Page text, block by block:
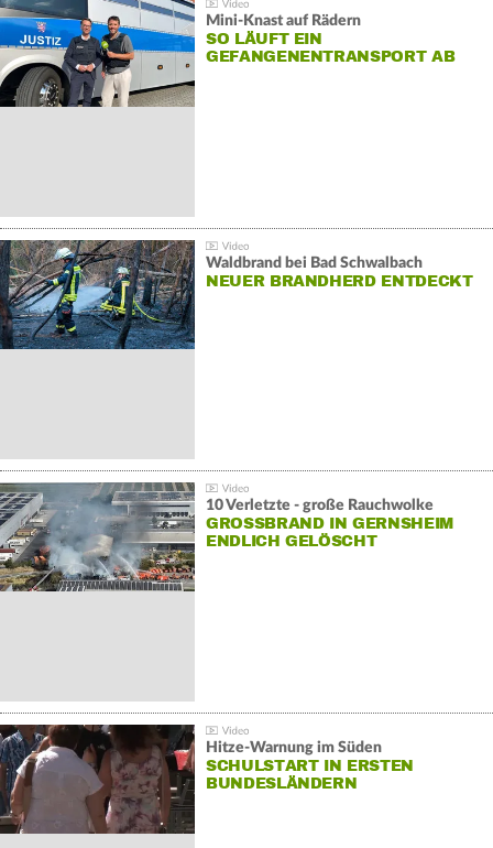
Mini-Knast auf Rädern
SO LÄUFT EIN
GEFANGENENTRANSPORT AB
Waldbrand bei Bad Schwalbach
NEUER BRANDHERD ENTDECKT
10 Verletzte - große Rauchwolke
GROSSBRAND IN GERNSHEIM E
NDLICH GELÖSCHT
Hitze-Warnung im Süden
SCHULSTART IN ERSTEN
BUNDESLÄNDERN